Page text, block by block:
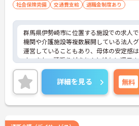
社会保険完備
交通費支給 退職金制度あり
群馬県伊勢崎市に位置する施設での求人
機関や介護施設等複数展開している法人
運営していることもあり、母体の安定感
す。また、頑張りがきちんと給与に還元
月分の賞与支給実績もございます。
ご興味のある方はお気軽にお問い合わせ下
詳細を見る 無料